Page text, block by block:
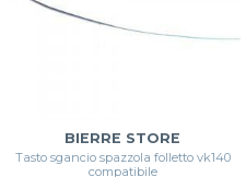
BIERRE STORE
Tasto sgancio spazzola folletto vk140
compatibile